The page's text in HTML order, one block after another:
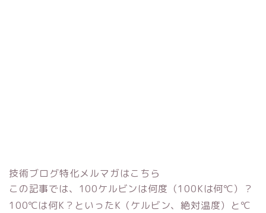
技術ブログ特化メルマガはこちら
この記事では、100ケルビンは何度（100Kは何℃）？
100℃は何K？といったK（ケルビン、絶対温度）と℃